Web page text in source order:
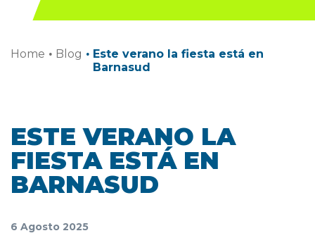
Home · Blog · Este verano la fiesta está en
Barnasud
ESTE VERANO LA
FIESTA ESTÁ EN
BARNASUD
6 Agosto 2025